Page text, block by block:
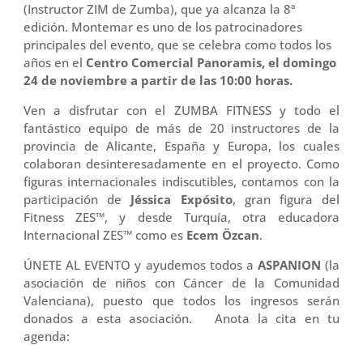
(Instructor ZIM de Zumba), que ya alcanza la 8ª
edición. Montemar es uno de los patrocinadores
principales del evento, que se celebra como todos los
años en el Centro Comercial Panoramis, el domingo
24 de noviembre a partir de las 10:00 horas.
Ven a disfrutar con el ZUMBA FITNESS y todo el
fantástico equipo de más de 20 instructores de la
provincia de Alicante, España y Europa, los cuales
colaboran desinteresadamente en el proyecto. Como
figuras internacionales indiscutibles, contamos con la
participación de Jéssica Expósito, gran figura del
Fitness ZES™, y desde Turquía, otra educadora
Internacional ZES™ como es Ecem Özcan.
ÚNETE AL EVENTO y ayudemos todos a ASPANION (la
asociación de niños con Cáncer de la Comunidad
Valenciana), puesto que todos los ingresos serán
donados a esta asociación. Anota la cita en tu
agenda: